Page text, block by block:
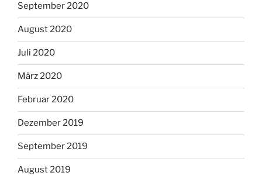
September 2020
August 2020
Juli 2020
März 2020
Februar 2020
Dezember 2019
September 2019
August 2019